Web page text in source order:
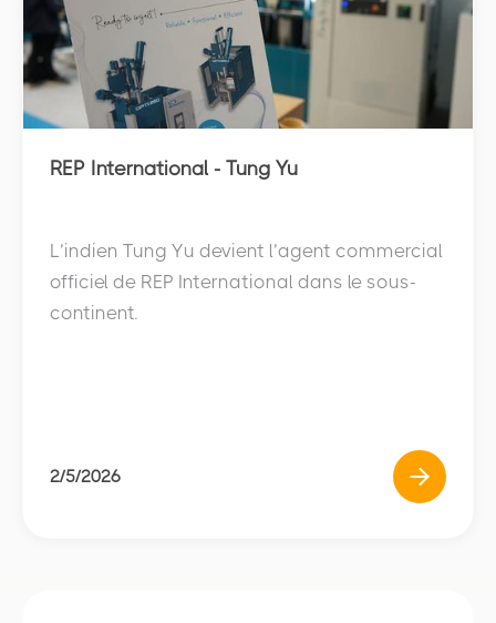
REP International - Tung Yu
L’indien Tung Yu devient l’agent commercial
officiel de REP International dans le sous-
continent.
2/5/2026